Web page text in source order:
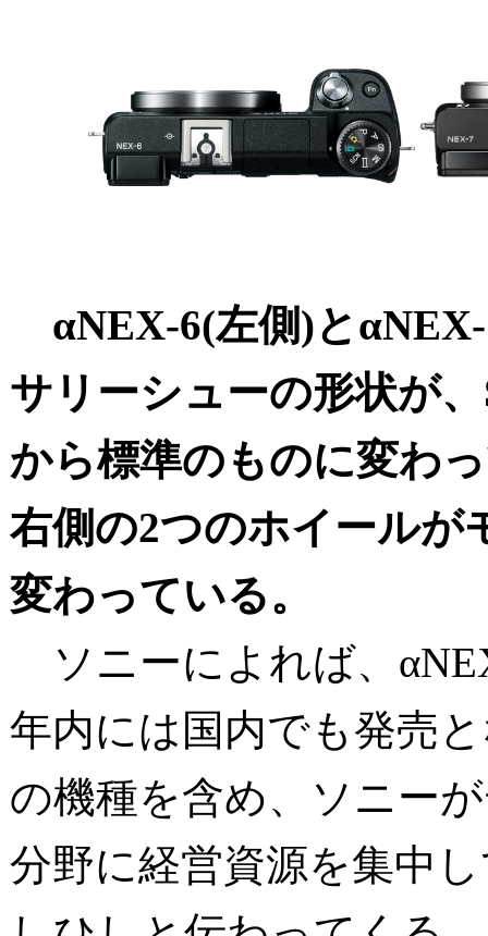
αNEX-6(左側)と
サリーシューの形状が
から標準のものに変わ
右側の2つのホイールが
変わっている。
ソニーによれば、
年内には国内でも発売
の機種を含め、ソニー
分野に経営資源を集中